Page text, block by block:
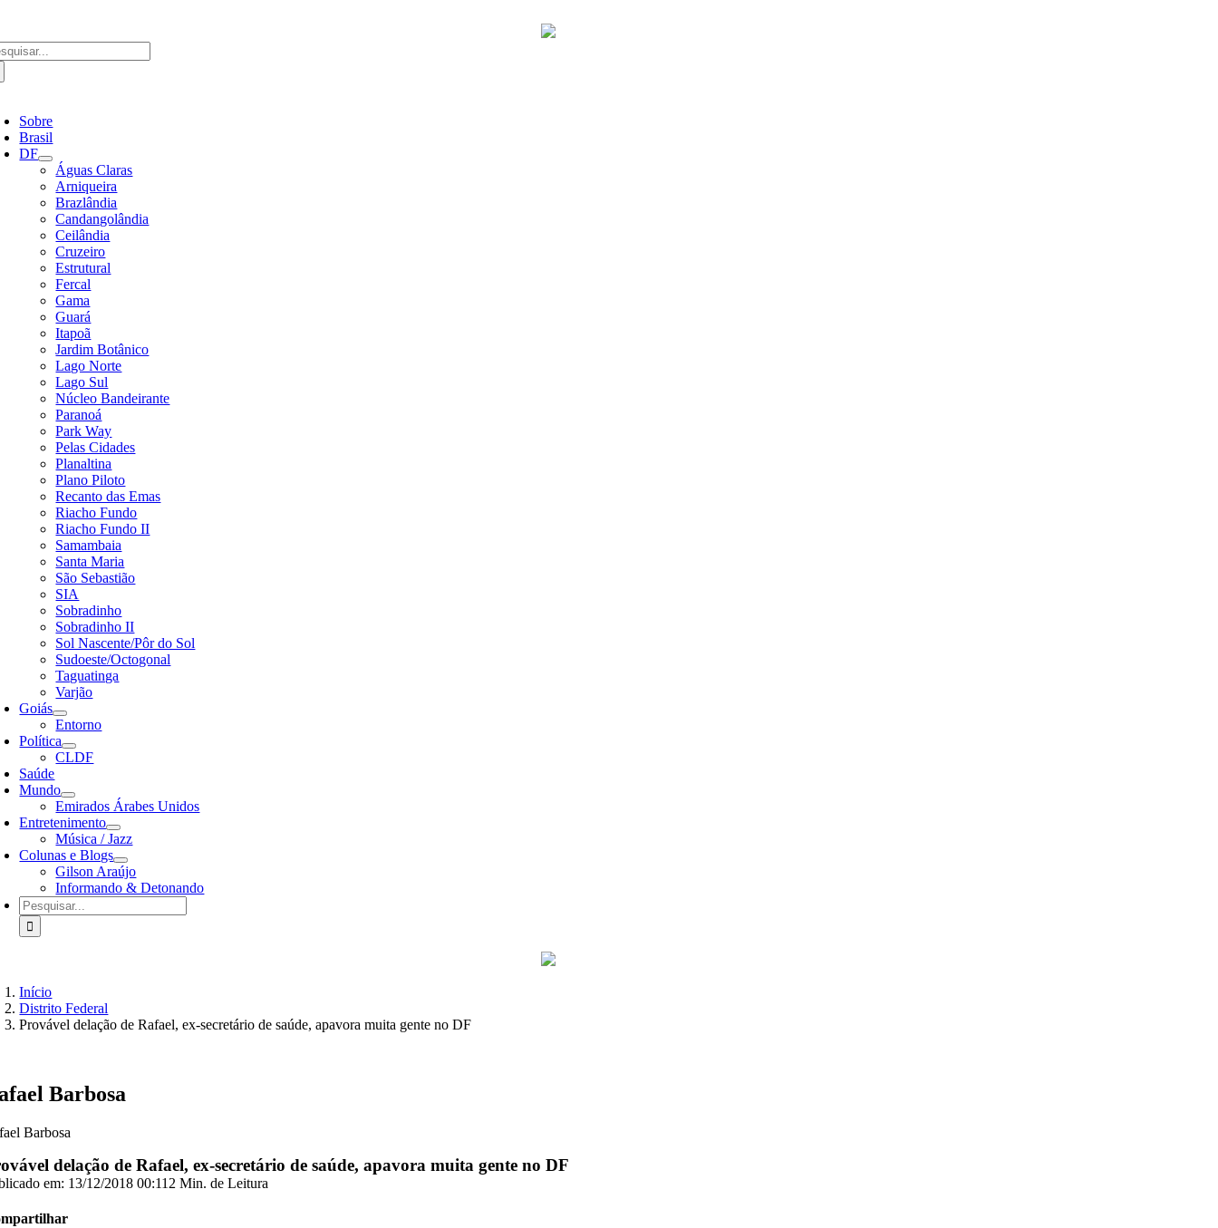
o
conteúdo
Sobre
Brasil
DF
Águas Claras
Arniqueira
Brazlândia
Candangolândia
Ceilândia
Cruzeiro
Estrutural
Fercal
Gama
Guará
Itapoã
Jardim Botânico
Lago Norte
Lago Sul
Núcleo Bandeirante
Paranoá
Park Way
Pelas Cidades
Planaltina
Plano Piloto
Recanto das Emas
Riacho Fundo
Riacho Fundo II
Samambaia
Santa Maria
São Sebastião
SIA
Sobradinho
Sobradinho II
Sol Nascente/Pôr do Sol
Sudoeste/Octogonal
Taguatinga
Varjão
Goiás
Entorno
Política
CLDF
Saúde
Mundo
Emirados Árabes Unidos
Entretenimento
Música / Jazz
Colunas e Blogs
Gilson Araújo
Informando & Detonando
Buscar
resultados
para:
Início
Distrito Federal
Provável delação de Rafael, ex-secretário de saúde, apavora muita gente no DF
Barbosa
Barbosa
delação de Rafael, ex-secretário de saúde, apavora muita gente no DF
em: 13/12/2018 00:11 2 Min. de Leitura